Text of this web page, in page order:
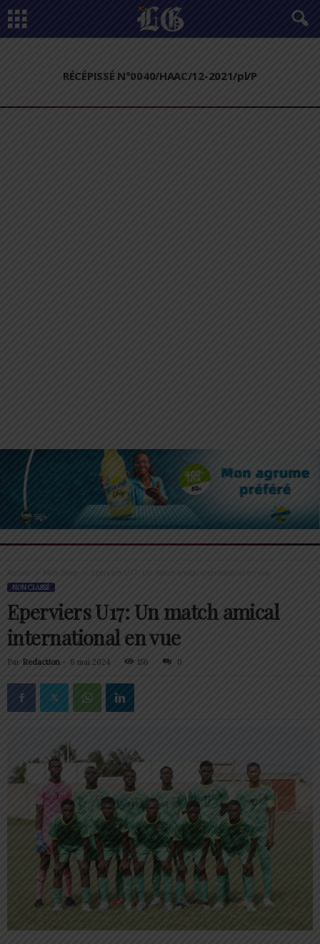
RÉCÉPISSÉ N°0040/HAAC/12-2021/pl/P
Accueil Eperviers U17: Un match amical international en vue
NON CLASSÉ
Eperviers U17: Un match amical
international en vue
Par Redaction - 8 mai 2024 156 0